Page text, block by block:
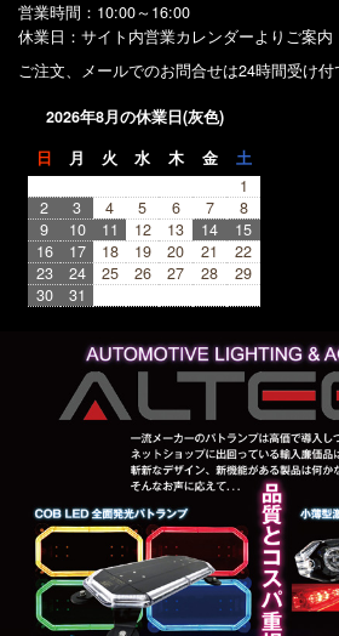
営業時間：10:00～16:00
休業日：サイト内営業カレンダーよりご案内
ご注文、メールでのお問合せは24時間受け付
2026年8月の休業日(灰色)
日 月 火 水 木 金 土
1
2
3 4 5 6 7
8
9
10 11 12 13 14
15
16
17 18 19 20 21
22
23
24 25 26 27 28
29
30
31